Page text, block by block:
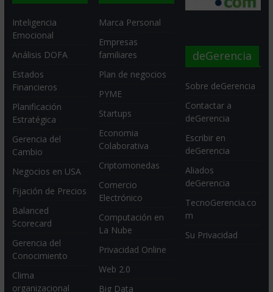
Inteligencia
Emocional
Análisis DOFA
Estados
Financieros
Planificación
Estratégica
Gerencia del
Cambio
Negocios en USA
Fijación de Precios
Balanced
Scorecard
Gerencia del
Conocimiento
Clima
organizacional
Marca Personal
Empresas
familiares
Plan de negocios
PYME
Startups
Economia
Colaborativa
Criptomonedas
Comercio
Electrónico
Computación en
La Nube
Privacidad Online
Web 2.0
Big Data
deGerencia
Sobre deGerencia
Contactar a
deGerencia
Escribir en
deGerencia
Aliados
deGerencia
TecnoGerencia.co
m
Su Privacidad